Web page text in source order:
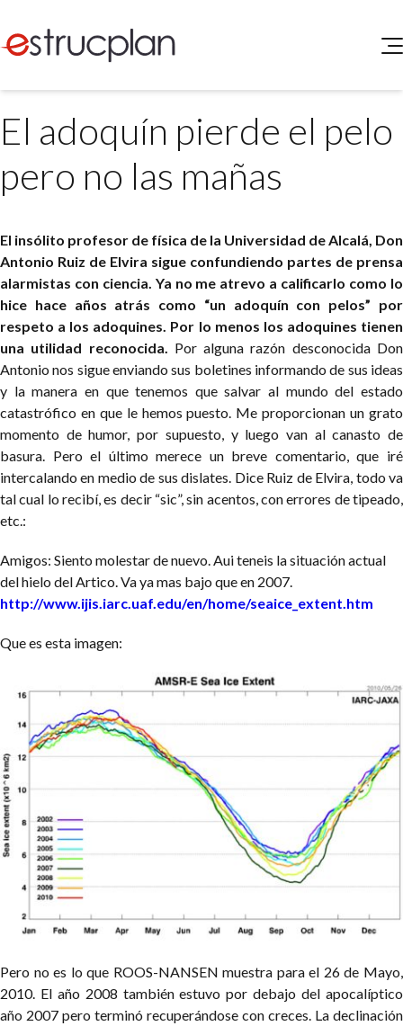
SERVICIOS
Higiene y Seguridad
Medio Ambiente
INGRESAR
Buscador de Legislación
Matriz Premium
Matriz Profesional
El adoquín pierde el pelo
pero no las mañas
El insólito profesor de física de la Universidad de Alcalá, Don
Antonio Ruiz de Elvira sigue confundiendo partes de prensa
alarmistas con ciencia. Ya no me atrevo a calificarlo como lo
hice hace años atrás como “un adoquín con pelos” por
respeto a los adoquines. Por lo menos los adoquines tienen
una utilidad reconocida. Por alguna razón desconocida Don
Antonio nos sigue enviando sus boletines informando de sus ideas
y la manera en que tenemos que salvar al mundo del estado
catastrófico en que le hemos puesto. Me proporcionan un grato
momento de humor, por supuesto, y luego van al canasto de
basura. Pero el último merece un breve comentario, que iré
intercalando en medio de sus dislates. Dice Ruiz de Elvira, todo va
tal cual lo recibí, es decir “sic”, sin acentos, con errores de tipeado,
etc.:
Amigos: Siento molestar de nuevo. Aui teneis la situaciónactual
del hielo del Artico. Va ya mas bajo que en 2007.
http://www.ijis.iarc.uaf.edu/en/home/seaice_extent.htm
Que es esta imagen:
Pero no es lo que ROOS-NANSEN muestra para el 26 de Mayo,
2010. El año 2008 también estuvo por debajo del apocalíptico
año 2007 pero terminó recuperándose con creces. La declinación